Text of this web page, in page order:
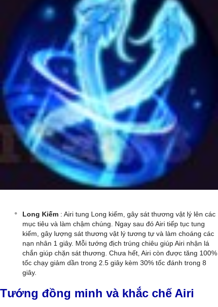
Long Kiếm : Airi tung Long kiếm, gây sát thương vật lý lên các
mục tiêu và làm chậm chúng. Ngay sau đó Airi tiếp tục tung
kiếm, gây lượng sát thương vật lý tương tự và làm choáng các
nạn nhân 1 giây. Mỗi tướng địch trúng chiêu giúp Airi nhận lá
chắn giúp chặn sát thương. Chưa hết, Airi còn được tăng 100%
tốc chạy giảm dần trong 2.5 giây kèm 30% tốc đánh trong 8
giây.
Tướng đồng minh và khắc chế Airi